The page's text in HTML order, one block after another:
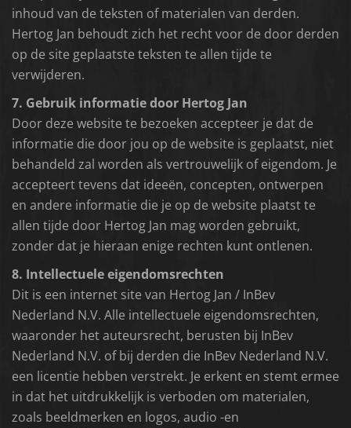
inhoud van de teksten of materialen van derden.
Hertog Jan behoudt zich het recht voor de door derden
op de site geplaatste teksten te allen tijde te
verwijderen.
7. Gebruik informatie door Hertog Jan
Door deze website te bezoeken accepteer je dat de
informatie die door jou op de website is geplaatst, niet
behandeld zal worden als vertrouwelijk of eigendom. Je
accepteert tevens dat ideeën, concepten, ontwerpen
en andere informatie die je op de website plaatst te
allen tijde door Hertog Jan mag worden gebruikt,
zonder dat je hieraan enige rechten kunt ontlenen.
8. Intellectuele eigendomsrechten
Dit is een internet site van Hertog Jan / InBev
Nederland N.V. Alle intellectuele eigendomsrechten,
waaronder het auteursrecht, berusten bij InBev
Nederland N.V. of bij derden die InBev Nederland N.V.
een licentie hebben verstrekt. Je erkent en stemt ermee
in dat het uitdrukkelijk is verboden om materialen,
zoals beeldmerken en logos, audio -en